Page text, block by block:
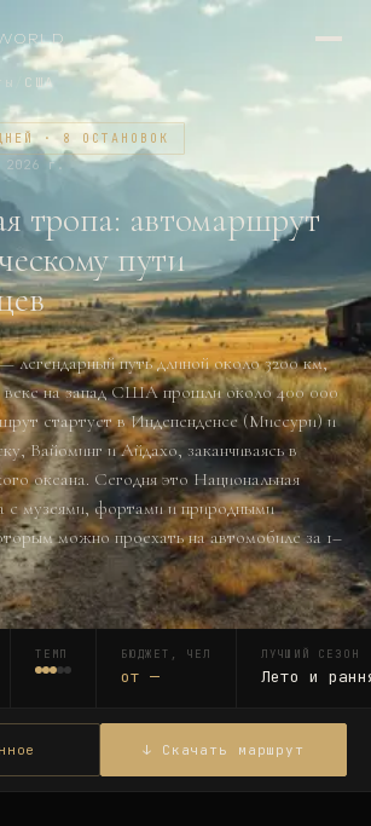
США
· 8 ОСТАНОВОК
2026 г.
тропа: автомаршрут
пути
легендарный путь длиной около 3200 км,
на запад США прошли около 400 000
стартует в Индепенденсе (Миссури) и
Вайоминг и Айдахо, заканчиваясь в
океана. Сегодня это Национальная
с музеями, фортами и природными
можно проехать на автомобиле за 1–
ТЕМП БЮДЖЕТ, ЧЕЛ
от—
ЛУЧШИЙ СЕЗОН
Лето и
↓ Скачать маршрут